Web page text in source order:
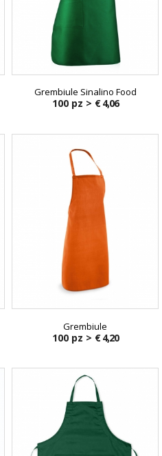
Grembiule Sinalino Food
100 pz > € 4,06
Grembiule
100 pz > € 4,20